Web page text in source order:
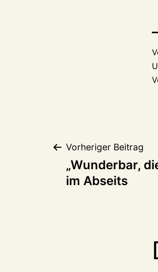
Vorheriger Beitrag
„Wunderbar,
im Abseits